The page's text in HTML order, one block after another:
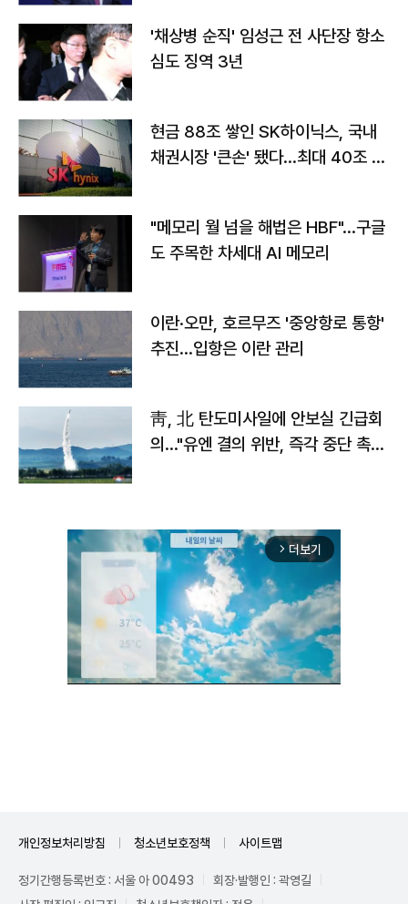
'채상병 순직' 임성근 전 사단장 항소
심도 징역 3년
현금 88조 쌓인 SK하이닉스, 국내
채권시장 '큰손' 됐다…최대 40조 투
"메모리 월 넘을 해법은 HBF"…구글
도 주목한 차세대 AI 메모리
이란·오만, 호르무즈 '중앙항로 통항'
추진…입항은 이란 관리
靑, 北 탄도미사일에 안보실 긴급회
의…"유엔 결의 위반, 즉각 중단 촉
arrow_forward_ios 더보기
개인정보처리방침 청소년보호정책 사이트맵
정기간행등록번호 : 서울 아 00493
회장·발행인 : 곽영길